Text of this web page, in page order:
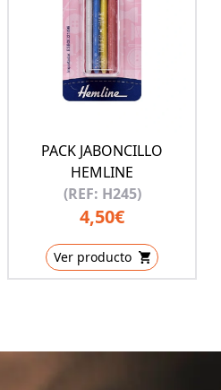
PACK JABONCILLO
HEMLINE
(REF: H245)
4,50€
Ver producto